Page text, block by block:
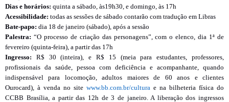
Dias e horários: quinta a sábado, às19h30, e domingo, às 17h
Acessibilidade: todas as sessões de sábado contarão com tradução em Libras
Bate-papo: dia 18 de janeiro (sábado), após a sessão
Palestra: “O processo de criação das personagens”, com o elenco, dia 1ª de
fevereiro (quinta-feira), a partir das 17h
Ingresso: R$ 30 (inteira), e R$ 15 (meia para estudantes, professores,
profissionais da saúde, pessoa com deficiência e acompanhante, quando
indispensável para locomoção, adultos maiores de 60 anos e clientes
Ourocard), à venda no site www.bb.com.br/cultura e na bilheteria física do
CCBB Brasília, a partir das 12h de 3 de janeiro. A liberação dos ingressos